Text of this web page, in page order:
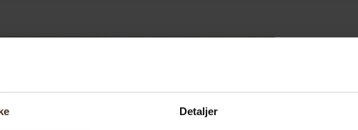
Detaljer